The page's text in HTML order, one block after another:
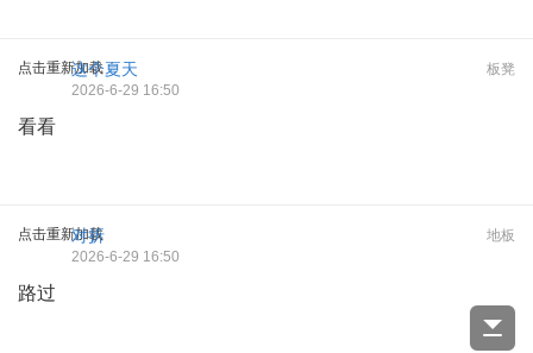
点击重新加载 板凳
这个夏天
2026-6-29 16:50
看看
点击重新加载 地板
对折
2026-6-29 16:50
路过